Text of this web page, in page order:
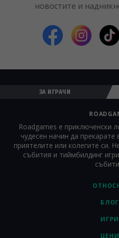
новостите и
ЗА ИГРАЧИ
БЛОГ
ИГРИ
ЦЕНИ
Roadgames е приключенски
чудесен начин да
приятелите или колегите си.
събития и тиймбилдинг